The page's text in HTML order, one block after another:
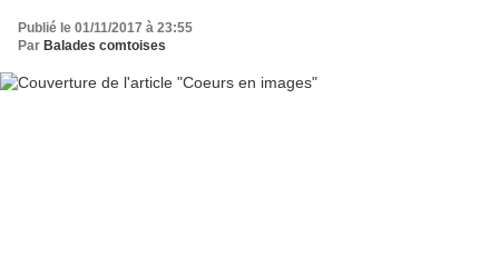
Publié le 01/11/2017 à 23:55
Par Balades comtoises